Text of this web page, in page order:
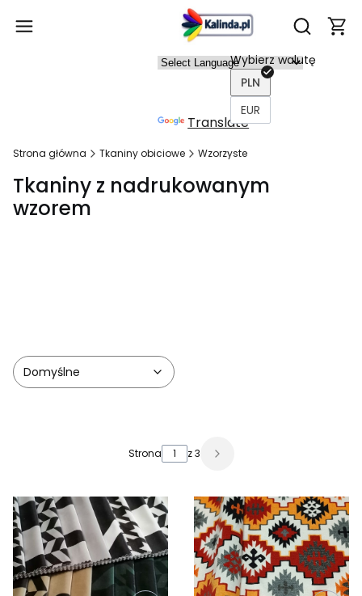
Otwórz
Translate
Wybierz walutę
PLN
EUR
Strona główna Tkaniny obiciowe Wzorzyste
Tkaniny z nadrukowanym
wzorem
Domyślne
Strona z 3 Następne produkty